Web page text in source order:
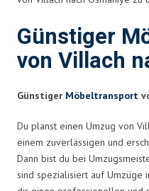
Günstiger
von Villach
Günstiger Möbeltransport
Du planst einen Umzug von
einem zuverlässigen und
Dann bist du bei
sind spezialisiert auf Umzüge